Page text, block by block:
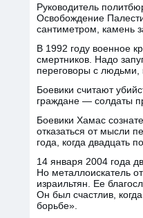
Руководитель
Освобождение
сантиметром, камень
В 1992 году военное
смертников. Надо
переговоры с людьми,
Боевики считают
граждане — солдаты
Боевики Хамас
отказаться от мысли
года, когда двадцать
14 января 2004 года
Но металлоискатель
израильтян. Ее
Он был счастлив,
борьбе».